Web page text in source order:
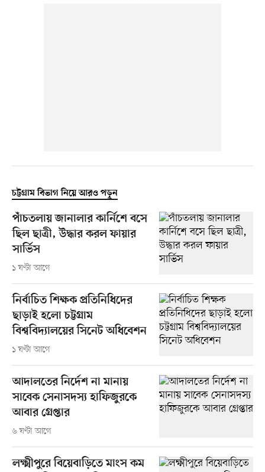
চট্টগ্রাম বিভাগ নিয়ে আরও পড়ুন
পাঁচতলায় জানালার কার্নিশে বসে
ছিল ছাত্রী, উদ্ধার করল ফায়ার
সার্ভিস
১ ঘণ্টা আগে
নির্বাচিত শিক্ষক প্রতিনিধিদের
ছাড়াই হলো চট্টগ্রাম
বিশ্ববিদ্যালয়ের সিনেট অধিবেশন
১ ঘণ্টা আগে
আদালতের নির্দেশ না মানায়
সাবেক সেনাসদস্য হাফিজুরকে
আবার গ্রেপ্তার
৬ ঘণ্টা আগে
লক্ষ্মীপুরে বিয়েবাড়িতে মাংস কম